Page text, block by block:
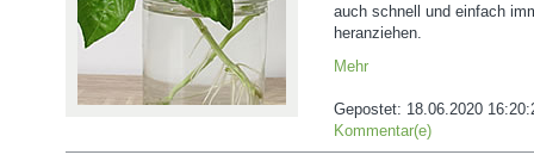
auch schnell und einfach
heranziehen.
Mehr
Gepostet: 18.06.2020
Kommentar(e)